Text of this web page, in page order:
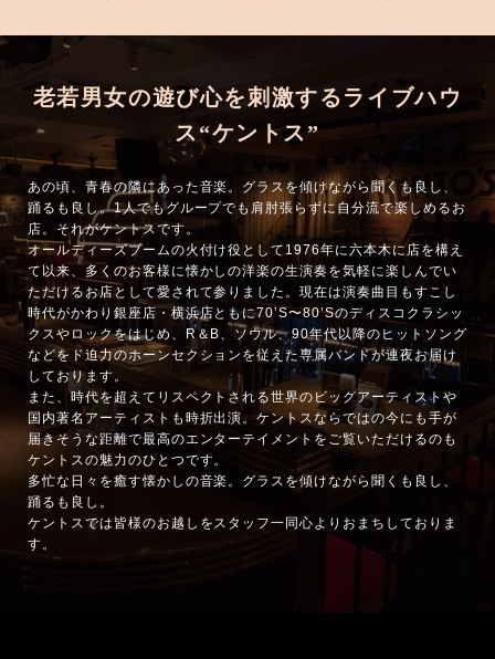
老若男女の遊び心を刺激するライブハウ
ス“ケントス”
あの頃、青春の隣にあった音楽。グラスを傾けながら聞くも良し、
踊るも良し。1人でもグループでも肩肘張らずに自分流で楽しめるお
店。それがケントスです。
オールディーズブームの火付け役として1976年に六本木に店を構え
て以来、多くのお客様に懐かしの洋楽の生演奏を気軽に楽しんでい
ただけるお店として愛されて参りました。現在は演奏曲目もすこし
時代がかわり銀座店・横浜店ともに70’S〜80’Sのディスコクラシッ
クスやロックをはじめ、R＆B、ソウル、90年代以降のヒットソング
などをド迫力のホーンセクションを従えた専属バンドが連夜お届け
しております。
また、時代を超えてリスペクトされる世界のビッグアーティストや
国内著名アーティストも時折出演。ケントスならではの今にも手が
届きそうな距離で最高のエンターテイメントをご覧いただけるのも
ケントスの魅力のひとつです。
多忙な日々を癒す懐かしの音楽。グラスを傾けながら聞くも良し、
踊るも良し。
ケントスでは皆様のお越しをスタッフ一同心よりおまちしておりま
す。